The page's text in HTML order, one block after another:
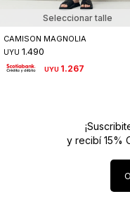
Seleccionar talle
CAMISON MAGNOLIA
UYU 1.490
UYU 1.267
y recibí 15%